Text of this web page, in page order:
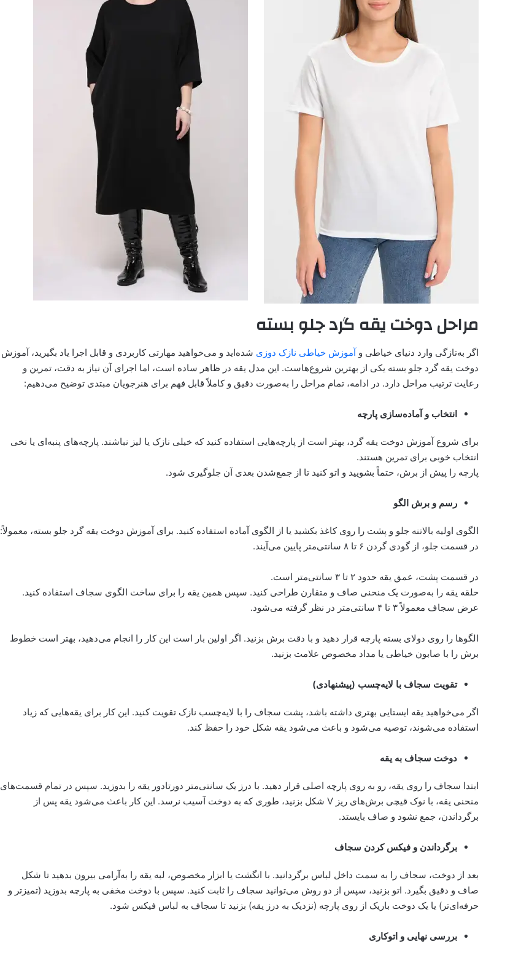
مراحل دوخت یقه گرد جلو بسته
اگر به‌تازگی وارد دنیای خیاطی و آموزش خیاطی نازک دوزی شده‌اید و می‌خواهید مهارتی کاربردی و قابل اجرا یاد بگیرید، آموزش
دوخت یقه گرد جلو بسته یکی از بهترین شروع‌هاست. این مدل یقه در ظاهر ساده است، اما اجرای آن نیاز به دقت، تمرین و
رعایت ترتیب مراحل دارد. در ادامه، تمام مراحل را به‌صورت دقیق و کاملاً قابل فهم برای هنرجویان مبتدی توضیح می‌دهیم:
انتخاب و آماده‌سازی پارچه
برای شروع آموزش دوخت یقه گرد، بهتر است از پارچه‌هایی استفاده کنید که خیلی نازک یا لیز نباشند. پارچه‌های پنبه‌ای یا نخی
انتخاب خوبی برای تمرین هستند.
پارچه را پیش از برش، حتماً بشویید و اتو کنید تا از جمع‌شدن بعدی آن جلوگیری شود.
رسم و برش الگو
الگوی اولیه بالاتنه جلو و پشت را روی کاغذ بکشید یا از الگوی آماده استفاده کنید. برای آموزش دوخت یقه گرد جلو بسته، معمولاً:
در قسمت جلو، از گودی گردن ۶ تا ۸ سانتی‌متر پایین می‌آیند.
در قسمت پشت، عمق یقه حدود ۲ تا ۳ سانتی‌متر است.
حلقه یقه را به‌صورت یک منحنی صاف و متقارن طراحی کنید. سپس همین یقه را برای ساخت الگوی سجاف استفاده کنید.
عرض سجاف معمولاً ۳ تا ۴ سانتی‌متر در نظر گرفته می‌شود.
الگوها را روی دولای بسته پارچه قرار دهید و با دقت برش بزنید. اگر اولین بار است این کار را انجام می‌دهید، بهتر است خطوط
برش را با صابون خیاطی یا مداد مخصوص علامت بزنید.
تقویت سجاف با لایه‌چسب (پیشنهادی)
اگر می‌خواهید یقه ایستایی بهتری داشته باشد، پشت سجاف را با لایه‌چسب نازک تقویت کنید. این کار برای یقه‌هایی که زیاد
استفاده می‌شوند، توصیه می‌شود و باعث می‌شود یقه شکل خود را حفظ کند.
دوخت سجاف به یقه
ابتدا سجاف را روی یقه، رو به روی پارچه اصلی قرار دهید. با درز یک سانتی‌متر دورتادور یقه را بدوزید. سپس در تمام قسمت‌های
منحنی یقه، با نوک قیچی برش‌های ریز V شکل بزنید، طوری که به دوخت آسیب نرسد. این کار باعث می‌شود یقه پس از
برگرداندن، جمع نشود و صاف بایستد.
برگرداندن و فیکس کردن سجاف
بعد از دوخت، سجاف را به سمت داخل لباس برگردانید. با انگشت یا ابزار مخصوص، لبه یقه را به‌آرامی بیرون بدهید تا شکل
صاف و دقیق بگیرد. اتو بزنید، سپس از دو روش می‌توانید سجاف را ثابت کنید. سپس با دوخت مخفی به پارچه بدوزید (تمیزتر و
حرفه‌ای‌تر) یا یک دوخت باریک از روی پارچه (نزدیک به درز یقه) بزنید تا سجاف به لباس فیکس شود.
بررسی نهایی و اتوکاری